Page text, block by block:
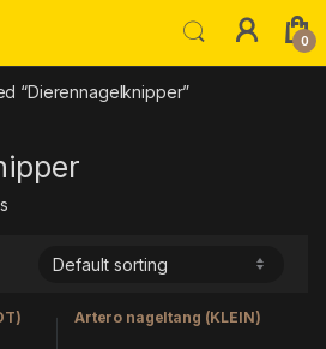
0
“Dierennagelknipper”
Artero nageltang (KLEIN)